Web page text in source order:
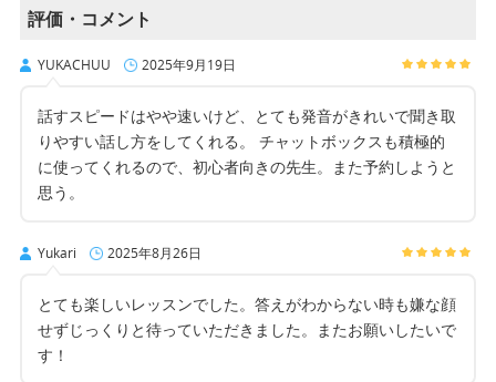
評価・コメント
YUKACHUU 2025年9月19日
話すスピードはやや速いけど、とても発音がきれいで聞き取
りやすい話し方をしてくれる。 チャットボックスも積極的
に使ってくれるので、初心者向きの先生。また予約しようと
思う。
Yukari 2025年8月26日
とても楽しいレッスンでした。答えがわからない時も嫌な顔
せずじっくりと待っていただきました。またお願いしたいで
す！